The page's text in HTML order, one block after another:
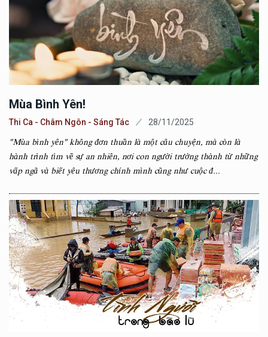
Mùa Bình Yên!
Thi Ca - Châm Ngôn - Sáng Tác 28/11/2025
"Mùa bình yên" không đơn thuần là một câu chuyện, mà còn là
hành trình tìm về sự an nhiên, nơi con người trưởng thành từ những
vấp ngã và biết yêu thương chính mình cũng như cuộc đ...